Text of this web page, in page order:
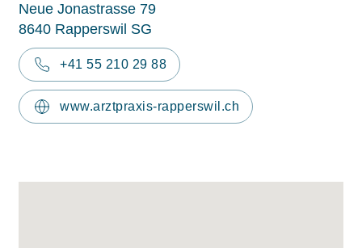
Neue Jonastrasse 79
8640 Rapperswil SG
+41 55 210 29 88
www.arztpraxis-rapperswil.ch